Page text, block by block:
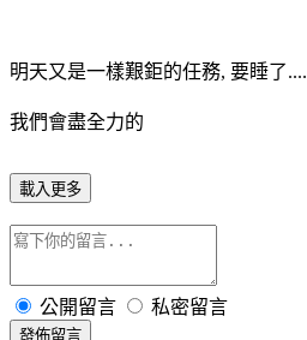
明天又是一樣艱鉅的任務, 要睡了....
我們會盡全力的
載入更多
公開留言 私密留言
發佈留言